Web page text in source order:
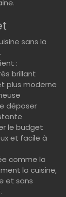
sans la
:
brillant
plus moderne
déposer
le budget
et facile à
comme la
la cuisine,
et sans